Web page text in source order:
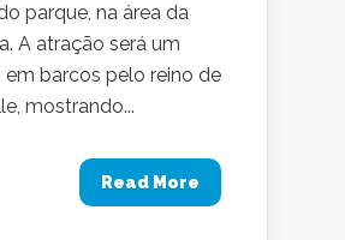
parque, na área da
A atração será um
em barcos pelo reino de
mostrando...
Read More